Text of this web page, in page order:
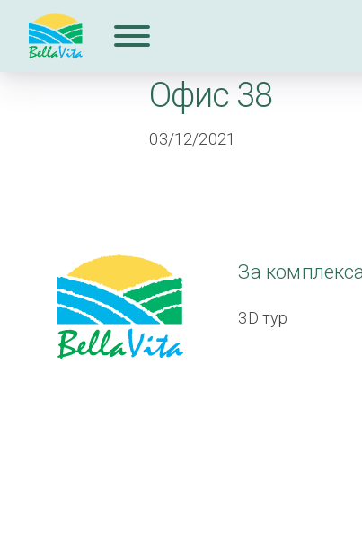
За строителя
Блог
Офис 38
03/12/2021
За
3D тур